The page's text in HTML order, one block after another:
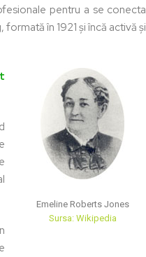
pentru a se conecta
în 1921 și încă activă și
Emeline Roberts Jones
Sursa: Wikipedia